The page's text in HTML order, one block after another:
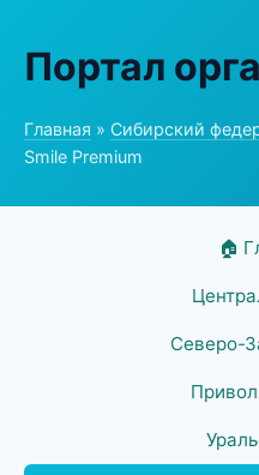
Портал
Главная » Сибирский
Smile Premium
🏠
Северо-